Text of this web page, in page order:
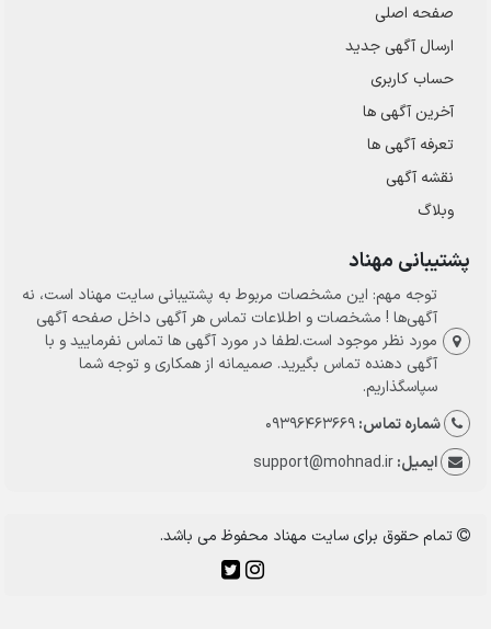
صفحه اصلی
ارسال‌ آگهی جدید
حساب کاربری
آخرین آگهی ها
تعرفه آگهی ها
نقشه آگهی
وبلاگ
پشتیبانی مهناد
توجه مهم: این مشخصات مربوط به پشتیبانی سایت مهناد است، نه
آگهی‌ها ! مشخصات و اطلاعات تماس هر آگهی داخل صفحه آگهی
مورد نظر موجود است.لطفا در مورد آگهی ها تماس نفرمایید و با
آگهی دهنده تماس بگیرید. صمیمانه از همکاری و توجه شما
سپاسگذاریم.
شماره تماس:09396463669
ایمیل:support@mohnad.ir
تمام حقوق برای سایت مهناد محفوظ می باشد.